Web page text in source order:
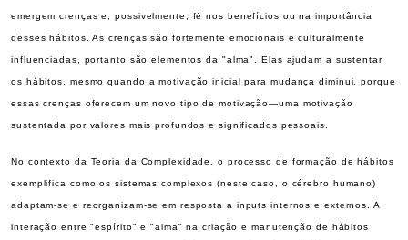
emergem crenças e, possivelmente, fé nos benefícios ou na importância
desses hábitos. As crenças são fortemente emocionais e culturalmente
influenciadas, portanto são elementos da "alma". Elas ajudam a sustentar
os hábitos, mesmo quando a motivação inicial para mudança diminui, porque
essas crenças oferecem um novo tipo de motivação—uma motivação
sustentada por valores mais profundos e significados pessoais.
No contexto da Teoria da Complexidade, o processo de formação de hábitos
exemplifica como os sistemas complexos (neste caso, o cérebro humano)
adaptam-se e reorganizam-se em resposta a inputs internos e externos. A
interação entre "espírito" e "alma" na criação e manutenção de hábitos